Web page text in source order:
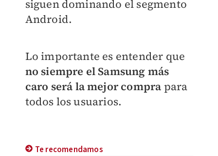
siguen dominando el segmento
Android.
Lo importante es entender que
no siempre el Samsung más
caro será la mejor compra para
todos los usuarios.
Te recomendamos